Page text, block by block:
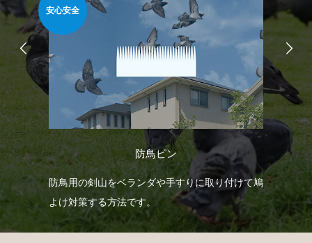
安心安全
防鳥ピン
防鳥用の剣山をベランダや手すりに取り付けて鳩
よけ対策する方法です。